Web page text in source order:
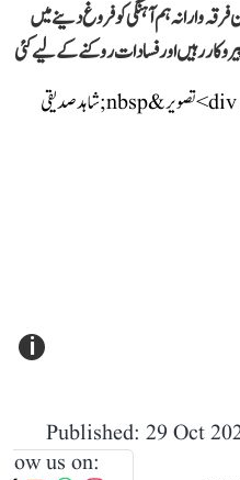
وارانہ ہم آہنگی کو فروغ دینے میں
رہیں اور فسادات روکنے کے لیے کئی
i
Published: 29 Oct
us on: